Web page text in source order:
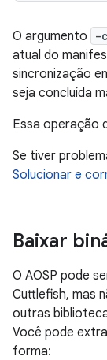
O argumento -c
atual do
sincronização
seja concluída
Essa operação
Se tiver
Solucionar e
Baixar
O AOSP pode
Cuttlefish, mas
outras
Você pode
forma: